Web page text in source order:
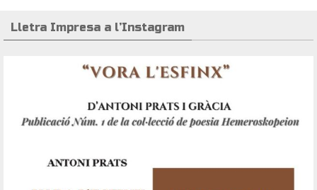
Lletra Impresa a l’Instagram